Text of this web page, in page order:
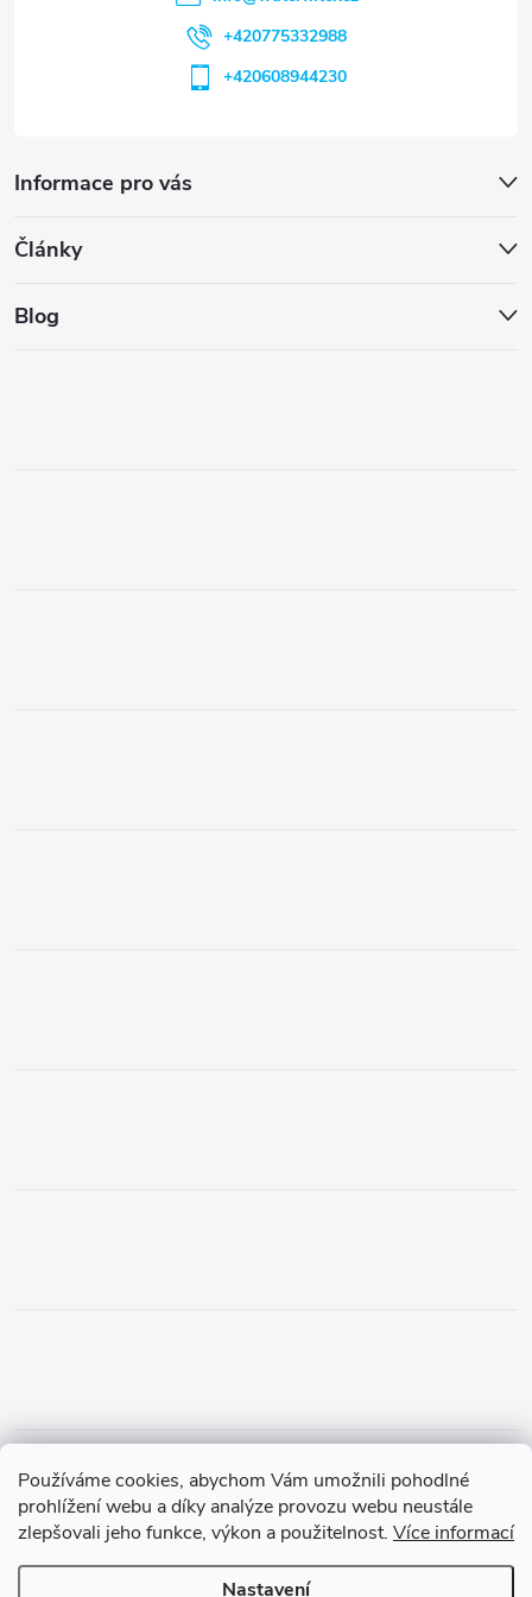
Používáme cookies, abychom Vám umožnili pohodlné
prohlížení webu a díky analýze provozu webu neustále
zlepšovali jeho funkce, výkon a použitelnost. Více informací
Nastavení
Informace pro vás
Články
Blog
+420775332988
+420608944230
Zásady ochrany osobních údajů
Doprava a platba Tříletá záruka